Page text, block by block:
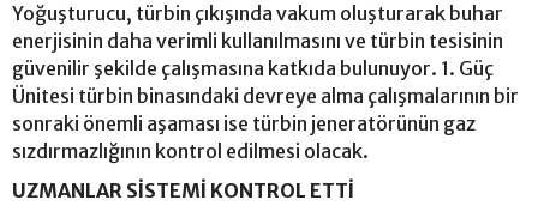
Yoğuşturucu, türbin çıkışında vakum oluşturarak buhar
enerjisinin daha verimli kullanılmasını ve türbin tesisinin
güvenilir şekilde çalışmasına katkıda bulunuyor. 1. Güç
Ünitesi türbin binasındaki devreye alma çalışmalarının bir
sonraki önemli aşaması ise türbin jeneratörünün gaz
sızdırmazlığının kontrol edilmesi olacak.
UZMANLAR SİSTEMİ KONTROL ETTİ